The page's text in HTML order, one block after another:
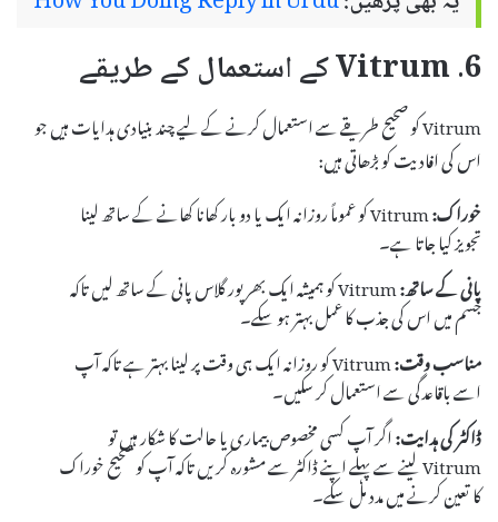
6. Vitrum کے استعمال کے طریقے
Vitrum کو صحیح طریقے سے استعمال کرنے کے لیے چند بنیادی ہدایات ہیں جو
اس کی افادیت کو بڑھاتی ہیں:
خوراک:
Vitrum کو عموماً روزانہ ایک یا دو بار کھانا کھانے کے ساتھ لینا
تجویز کیا جاتا ہے۔
پانی کے ساتھ:
Vitrum کو ہمیشہ ایک بھرپور گلاس پانی کے ساتھ لیں تاکہ
جسم میں اس کی جذب کا عمل بہتر ہو سکے۔
مناسب وقت:
Vitrum کو روزانہ ایک ہی وقت پر لینا بہتر ہے تاکہ آپ
اسے باقاعدگی سے استعمال کر سکیں۔
ڈاکٹر کی ہدایت:اگر آپ کسی مخصوص بیماری یا حالت کا شکار ہیں تو
Vitrum لینے سے پہلے اپنے ڈاکٹر سے مشورہ کریں تاکہ آپ کو صحیح خوراک
کا تعین کرنے میں مدد مل سکے۔